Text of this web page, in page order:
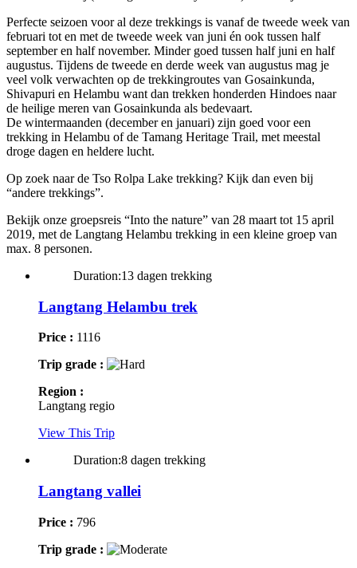
Perfecte seizoen voor al deze trekkings is vanaf de tweede week van
februari tot en met de tweede week van juni én ook tussen half
september en half november. Minder goed tussen half juni en half
augustus. Tijdens de tweede en derde week van augustus mag je
veel volk verwachten op de trekkingroutes van Gosainkunda,
Shivapuri en Helambu want dan trekken honderden Hindoes naar
de heilige meren van Gosainkunda als bedevaart.
De wintermaanden (december en januari) zijn goed voor een
trekking in Helambu of de Tamang Heritage Trail, met meestal
droge dagen en heldere lucht.
Op zoek naar de Tso Rolpa Lake trekking? Kijk dan even bij
“andere trekkings”.
Bekijk onze groepsreis “Into the nature” van 28 maart tot 15 april
2019, met de Langtang Helambu trekking in een kleine groep van
max. 8 personen.
Duration:13 dagen trekking
Langtang Helambu trek
Price : 1116
Trip grade :
Region :
Langtang regio
View This Trip
Duration:8 dagen trekking
Langtang vallei
Price : 796
Trip grade :